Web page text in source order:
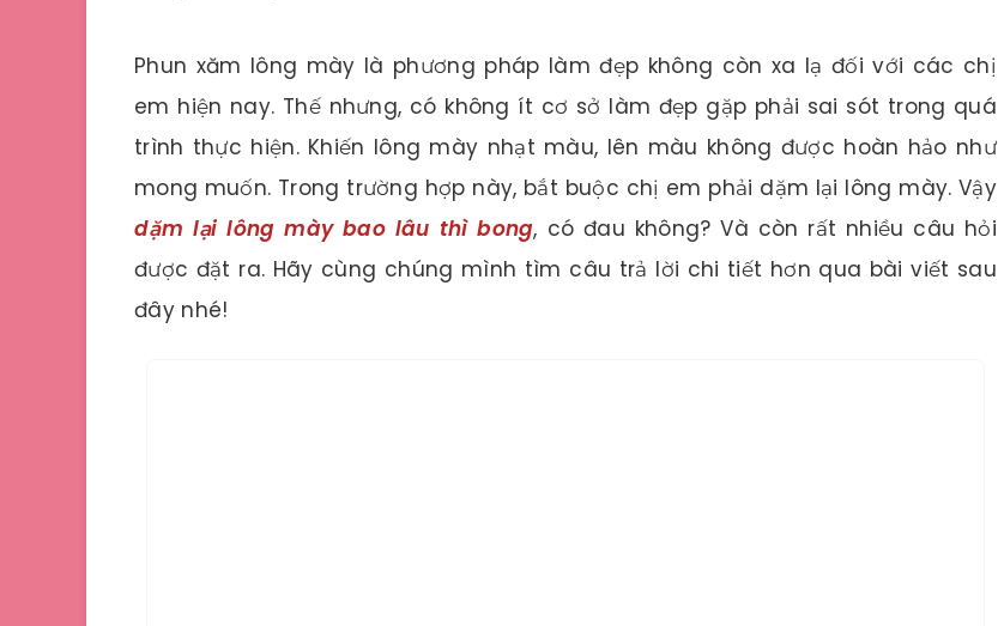
Phun xăm lông mày là phương pháp làm đẹp không còn xa lạ đối với các chị
em hiện nay. Thế nhưng, có không ít cơ sở làm đẹp gặp phải sai sót trong quá
trình thực hiện. Khiến lông mày nhạt màu, lên màu không được hoàn hảo như
mong muốn. Trong trường hợp này, bắt buộc chị em phải dặm lại lông mày. Vậy
dặm lại lông mày bao lâu thì bong, có đau không? Và còn rất nhiều câu hỏi
được đặt ra. Hãy cùng chúng mình tìm câu trả lời chi tiết hơn qua bài viết sau
đây nhé!